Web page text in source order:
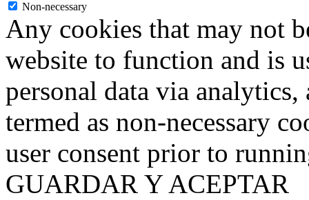
Non-necessary
Any cookies that may not
website to function and is
personal data via analytics,
termed as non-necessary
user consent prior to
GUARDAR Y ACEPTAR